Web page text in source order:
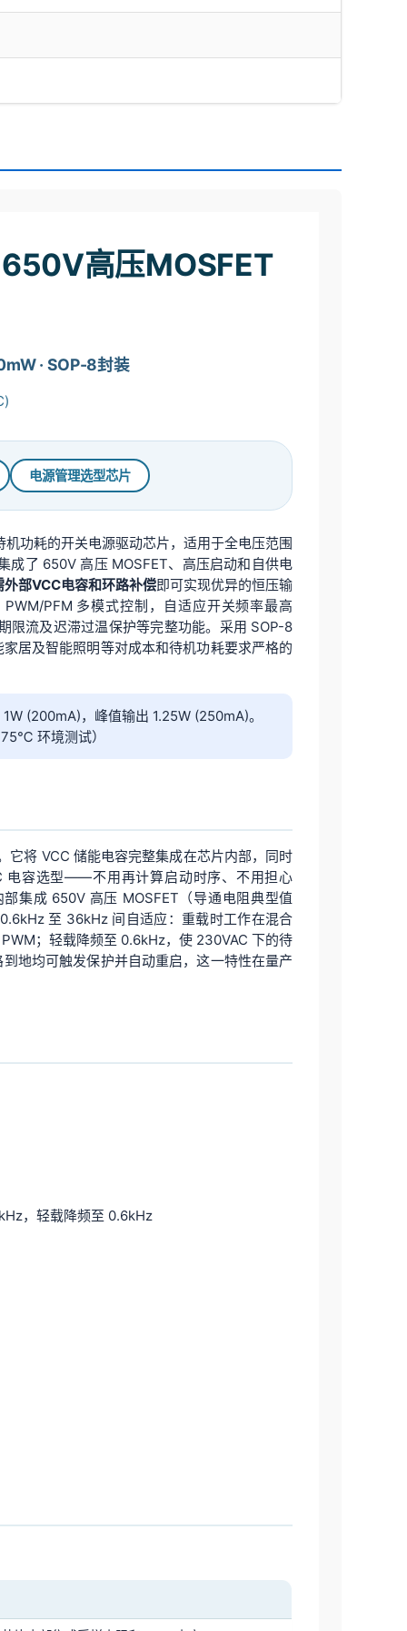
高压MOSFET
· SOP-8封装
电源管理选型芯片
功耗的开关电源驱动芯片，适用于全电压范围
了 650V 高压 MOSFET、高压启动和自供电
外部VCC电容和环路补偿即可实现优异的恒压输
PFM 多模式控制，自适应开关频率最高
限流及迟滞过温保护等完整功能。采用 SOP-8
居及智能照明等对成本和待机功耗要求严格的
(200mA)，峰值输出 1.25W (250mA)。
环境测试）
将 VCC 储能电容完整集成在芯片内部，同时
电容选型——不用再计算启动时序、不用担心
集成 650V 高压 MOSFET（导通电阻典型值
至 36kHz 间自适应：重载时工作在混合
；轻载降频至 0.6kHz，使 230VAC 下的待
地均可触发保护并自动重启，这一特性在量产
，轻载降频至 0.6kHz